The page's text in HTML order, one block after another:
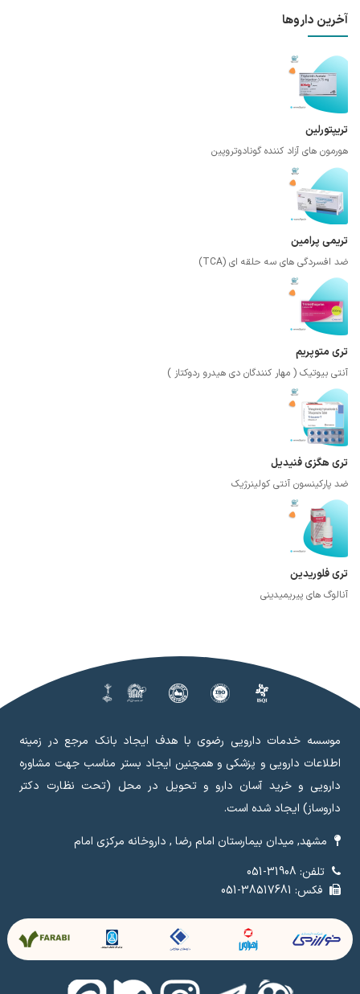
آخرین داروها
تریپتورلین
هورمون های آزاد کننده گونادوتروپین
تریمی پرامین
ضد افسردگی های سه حلقه ای (TCA)
تری متوپریم
آنتی بیوتیک ( مهار کنندگان دی هیدرو ردوکتاز )
تری هگزی فنیدیل
ضد پارکینسون آنتی کولینرژیک
تری فلوریدین
آنالوگ های پیریمیدینی
موسسه خدمات دارویی رضوی با هدف ایجاد بانک مرجع در زمینه
اطلاعات دارویی و پزشکی و همچنین ایجاد بستر مناسب جهت مشاوره
دارویی و خرید آسان دارو و تحویل در محل (تحت نظارت دکتر
داروساز) ایجاد شده است.
مشهد, میدان بیمارستان امام رضا , داروخانه مرکزی امام
تلفن: 31908-051
فکس: 38517681-051